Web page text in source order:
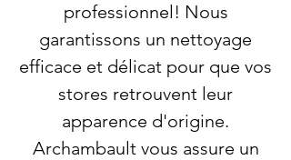
professionnel! Nous
garantissons un nettoyage
efficace et délicat pour que vos
stores retrouvent leur
apparence d'origine.
Archambault vous assure un